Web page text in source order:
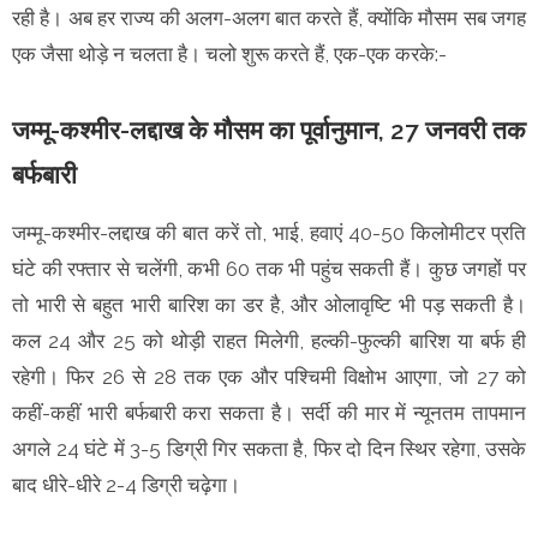
रही है। अब हर राज्य की अलग-अलग बात करते हैं, क्योंकि मौसम सब जगह
एक जैसा थोड़े न चलता है। चलो शुरू करते हैं, एक-एक करके:-
जम्मू-कश्मीर-लद्दाख के मौसम का पूर्वानुमान, 27 जनवरी तक
बर्फबारी
जम्मू-कश्मीर-लद्दाख की बात करें तो, भाई, हवाएं 40-50 किलोमीटर प्रति
घंटे की रफ्तार से चलेंगी, कभी 60 तक भी पहुंच सकती हैं। कुछ जगहों पर
तो भारी से बहुत भारी बारिश का डर है, और ओलावृष्टि भी पड़ सकती है।
कल 24 और 25 को थोड़ी राहत मिलेगी, हल्की-फुल्की बारिश या बर्फ ही
रहेगी। फिर 26 से 28 तक एक और पश्चिमी विक्षोभ आएगा, जो 27 को
कहीं-कहीं भारी बर्फबारी करा सकता है। सर्दी की मार में न्यूनतम तापमान
अगले 24 घंटे में 3-5 डिग्री गिर सकता है, फिर दो दिन स्थिर रहेगा, उसके
बाद धीरे-धीरे 2-4 डिग्री चढ़ेगा।